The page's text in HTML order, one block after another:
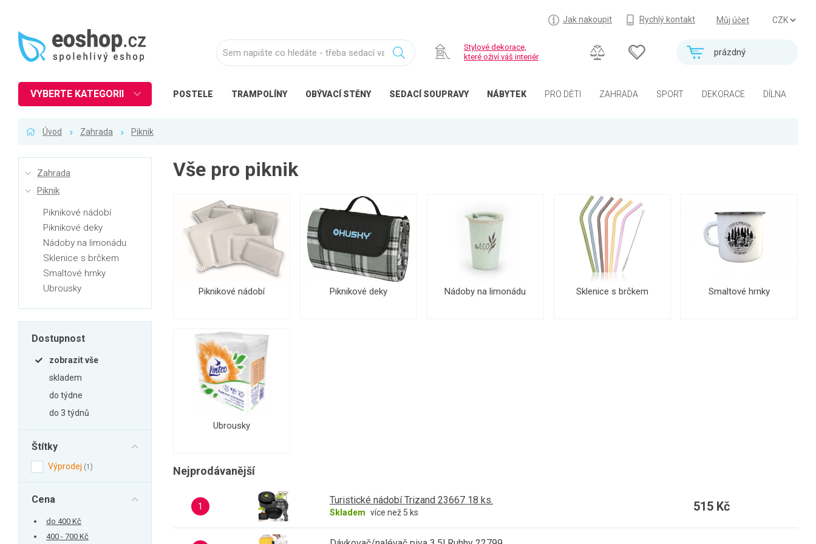
Můj účet
Jak nakoupit Rychlý kontakt
prázdný
Stylové dekorace,
které oživí váš interiér
POSTELE TRAMPOLÍNY OBÝVACÍ STĚNY SEDACÍ SOUPRAVY NÁBYTEK PRO DĚTI ZAHRADA SPORT DEKORACE DÍLNA
VYBERTE KATEGORII
Pracovna a kancelář
Koupelna
Zahrada
Auto-moto
Dekorace
Textil, koberce
Svítidla, žárovky
Trampolíny
Sport, outdoor
Všechny kategorie
Úvod Zahrada Piknik
Zahrada
Piknik
Piknikové nádobí
Piknikové deky
Nádoby na limonádu
Sklenice s brčkem
Smaltové hrnky
Ubrousky
Dostupnost
zobrazit vše
skladem
do týdne
do 3 týdnů
Štítky
Výprodej 1
Cena
do 400 Kč
400 - 700 Kč
Vše pro piknik
Piknikové nádobí Piknikové deky Nádoby na limonádu Sklenice s brčkem Smaltové hrnky
Ubrousky
Nejprodávanější
1
Turistické nádobí Trizand 23667 18 ks.
Skladem více než 5 ks 515 Kč